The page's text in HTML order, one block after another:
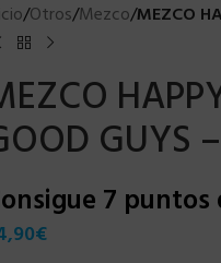
/Otros/Mezco/MEZCO
GUYS
7
€